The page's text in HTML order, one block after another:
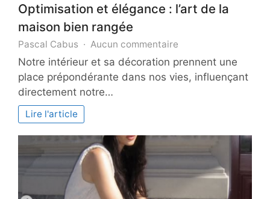
Optimisation et élégance : l’art de la
maison bien rangée
Pascal Cabus Aucun commentaire
Optimisation
et
élégance
la
maison
rangée
Notre intérieur et sa décoration prennent une
place prépondérante dans nos vies, influençant
directement notre…
Lire l'article